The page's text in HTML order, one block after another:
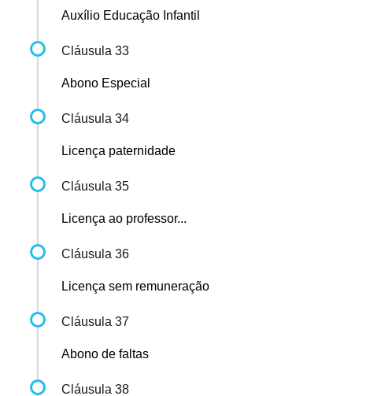
Auxílio Educação Infantil
Cláusula 33
Abono Especial
Cláusula 34
Licença paternidade
Cláusula 35
Licença ao professor...
Cláusula 36
Licença sem remuneração
Cláusula 37
Abono de faltas
Cláusula 38